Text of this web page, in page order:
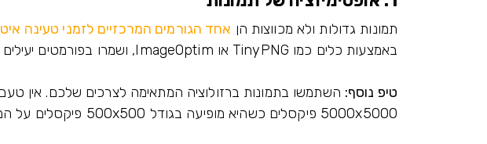
תמונות גדולות ולא מכווצות הן אחד הגורמים המרכזיים לזמני טעינה
באמצעות כלים כמו TinyPNG או ImageOptim, ושמרו בפורמטים יעילים כמו WebP.
טיפ נוסף: השתמשו בתמונות ברזולוציה המתאימה לצרכים שלכם. אין
5000x5000 פיקסלים כשהיא מופיעה בגודל 500x500 פיקסלים על המסך.